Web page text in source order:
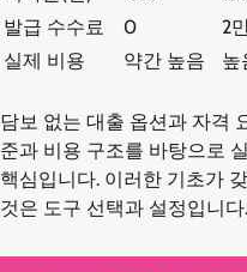
발급 수수료
0 2
실제 비용
약간 높음 높
담보 없는 대출 옵션과 자격
준과 비용 구조를 바탕으로
핵심입니다. 이러한 기초가
것은 도구 선택과 설정입니다.